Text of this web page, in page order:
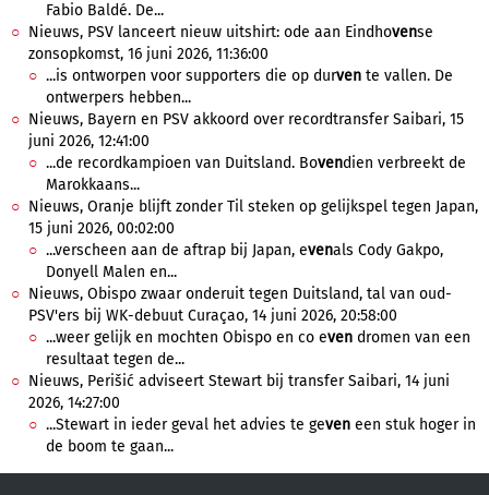
Fabio Baldé. De...
Nieuws, PSV lanceert nieuw uitshirt: ode aan Eindhovense
zonsopkomst, 16 juni 2026, 11:36:00
...is ontworpen voor supporters die op durven te vallen. De
ontwerpers hebben...
Nieuws, Bayern en PSV akkoord over recordtransfer Saibari, 15
juni 2026, 12:41:00
...de recordkampioen van Duitsland. Bovendien verbreekt de
Marokkaans...
Nieuws, Oranje blijft zonder Til steken op gelijkspel tegen Japan,
15 juni 2026, 00:02:00
...verscheen aan de aftrap bij Japan, evenals Cody Gakpo,
Donyell Malen en...
Nieuws, Obispo zwaar onderuit tegen Duitsland, tal van oud-
PSV'ers bij WK-debuut Curaçao, 14 juni 2026, 20:58:00
...weer gelijk en mochten Obispo en co even dromen van een
resultaat tegen de...
Nieuws, Perišić adviseert Stewart bij transfer Saibari, 14 juni
2026, 14:27:00
...Stewart in ieder geval het advies te geven een stuk hoger in
de boom te gaan...